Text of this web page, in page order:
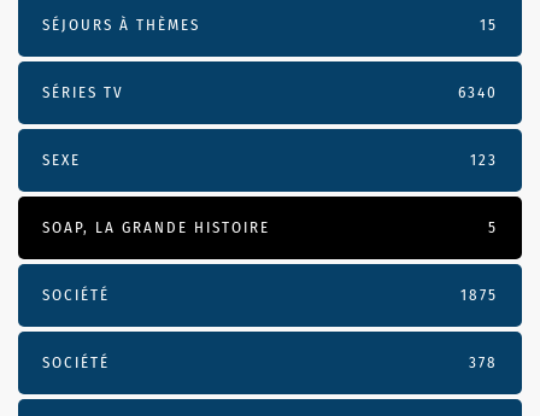
SÉJOURS À THÈMES 15
SÉRIES TV 6340
SEXE 123
SOAP, LA GRANDE HISTOIRE 5
SOCIÉTÉ 1875
SOCIÉTÉ 378